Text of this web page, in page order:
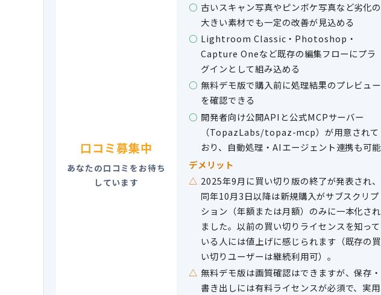
口コミ募集中
あなたの口コミをお待ち
しています
古いスキャン写真やピンボケ写真など劣化の
大きい素材でも一定の改善が見込める
Lightroom Classic・Photoshop・
Capture Oneなど既存の編集フローにプラ
グインとして組み込める
無料デモ版で購入前に処理結果のプレビュー
を確認できる
開発者向け公開APIと公式MCPサーバー
（TopazLabs/topaz-mcp）が用意されて
おり、自動処理・AIエージェント連携も可能
デメリット
2025年9月に買い切り版の終了が発表され、
同年10月3日以降は新規購入がサブスクリプ
ション（年額または月額）のみに一本化され
ました。以前の買い切りライセンスを知って
いる人には値上げに感じられます（既存の買
い切りユーザーは継続利用可）。
無料デモ版は画質確認はできますが、保存・
書き出しには有料ライセンスが必須で、実用